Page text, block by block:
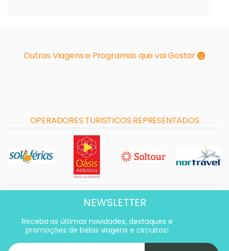
Outras Viagens e Programas que vai Gostar
OPERADORES TURISTICOS REPRESENTADOS
NEWSLETTER
Receba as últimas novidades, destaques e
promoções de belas viagens e circuitos!